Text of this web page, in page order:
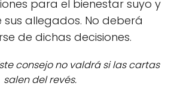
para el bienestar suyo y
allegados. No deberá
de dichas decisiones.
consejo no valdrá si las cartas
salen del revés.